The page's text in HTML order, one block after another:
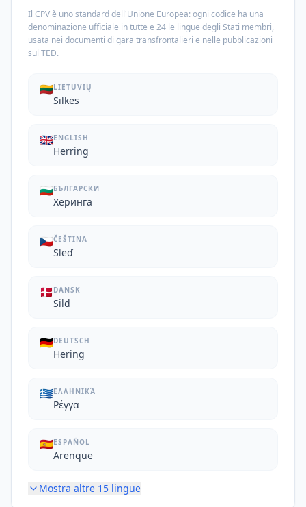
Il CPV è uno standard dell'Unione Europea: ogni codice ha una
denominazione ufficiale in tutte e 24 le lingue degli Stati membri,
usata nei documenti di gara transfrontalieri e nelle pubblicazioni
sul TED.
🇱🇹LIETUVIŲ
Silkės
🇬🇧ENGLISH
Herring
🇧🇬БЪЛГАРСКИ
Херинга
🇨🇿ČEŠTINA
Sleď
🇩🇰 DANSK
Sild
🇩🇪DEUTSCH
Hering
🇬🇷ΕΛΛΗΝΙΚΆ
Ρέγγα
🇪🇸ESPAÑOL
Arenque
Mostra altre 15 lingue